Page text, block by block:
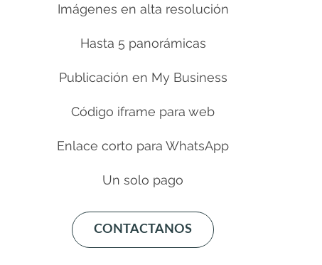
Imágenes en alta resolución
Hasta 5 panorámicas
Publicación en My Business
Código iframe para web
Enlace corto para WhatsApp
Un solo pago
CONTACTANOS